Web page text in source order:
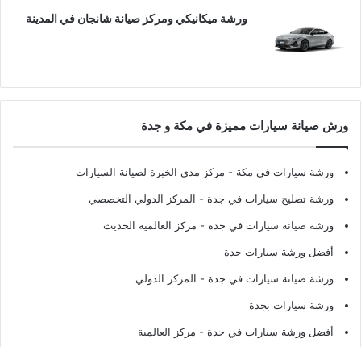
ورشة ميكانيكي ومركز صيانة شانجان في المدينة
ورش صيانة سيارات مميزة في مكة و جدة
ورشة سيارات في مكة - مركز مدى الخبرة لصيانة السيارات
ورشة تصليح سيارات في جدة - المركز الدولي التخصصي
ورشة صيانة سيارات في جدة - مركز العالمية الحديث
أفضل ورشة سيارات جدة
ورشة صيانة سيارات في جدة - المركز الدولي
ورشة سيارات بجدة
أفضل ورشة سيارات في جدة - مركز العالمية